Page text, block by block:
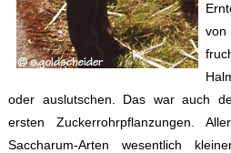
oder auslutschen. Das war auch
ersten Zuckerrohrpflanzungen.
Saccharum-Arten wesentlich